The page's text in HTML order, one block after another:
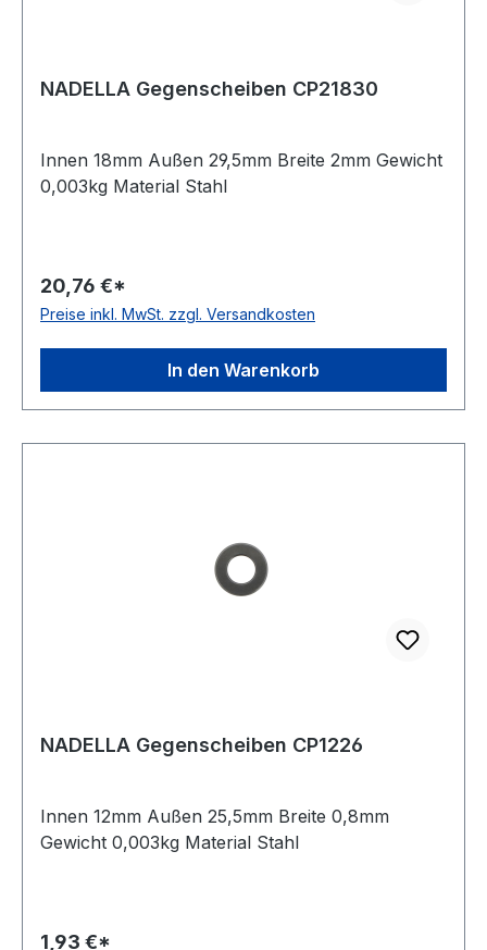
NADELLA Gegenscheiben CP21830
Innen 18mm Außen 29,5mm Breite 2mm Gewicht
0,003kg Material Stahl
20,76 €*
Preise inkl. MwSt. zzgl. Versandkosten
In den Warenkorb
NADELLA Gegenscheiben CP1226
Innen 12mm Außen 25,5mm Breite 0,8mm
Gewicht 0,003kg Material Stahl
1,93 €*